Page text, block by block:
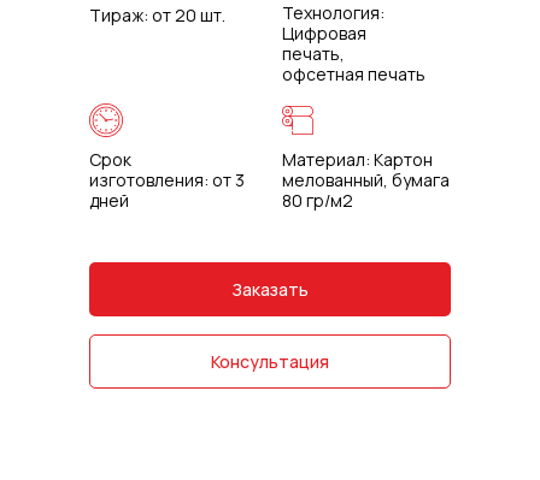
Заказать
Консультация
Тираж: от 20 шт.
Срок
изготовления: от 3
дней
Технология:
Цифровая
печать,
офсетная печать
Материал: Картон
мелованный, бумага
80 гр/м2